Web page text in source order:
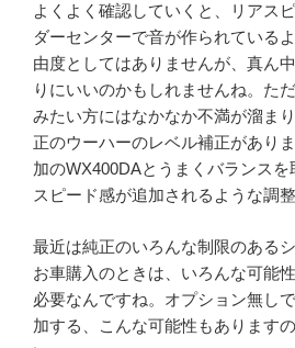
よくよく確認していくと、リアス
ダーセンターで音が作られている
由度としてはありませんが、真ん
りにいいのかもしれませんね。た
みたい方にはなかなか不満が溜ま
正のウーハーのレベル補正があり
加のWX400DAとうまくバランス
スピード感が追加されるような調整
最近は純正のいろんな制限のある
お車購入のときは、いろんな可能
必要なんですね。オプション無し
加する、こんな可能性もあります